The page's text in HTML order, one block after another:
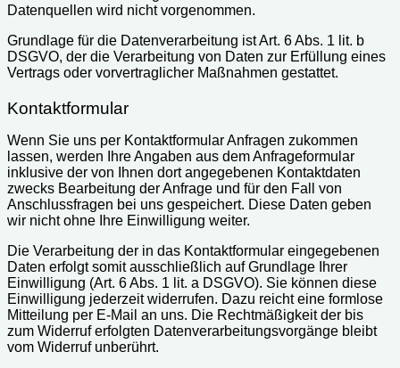
Datenquellen wird nicht vorgenommen.
Grundlage für die Datenverarbeitung ist Art. 6 Abs. 1 lit. b
DSGVO, der die Verarbeitung von Daten zur Erfüllung eines
Vertrags oder vorvertraglicher Maßnahmen gestattet.
Kontaktformular
Wenn Sie uns per Kontaktformular Anfragen zukommen
lassen, werden Ihre Angaben aus dem Anfrageformular
inklusive der von Ihnen dort angegebenen Kontaktdaten
zwecks Bearbeitung der Anfrage und für den Fall von
Anschlussfragen bei uns gespeichert. Diese Daten geben
wir nicht ohne Ihre Einwilligung weiter.
Die Verarbeitung der in das Kontaktformular eingegebenen
Daten erfolgt somit ausschließlich auf Grundlage Ihrer
Einwilligung (Art. 6 Abs. 1 lit. a DSGVO). Sie können diese
Einwilligung jederzeit widerrufen. Dazu reicht eine formlose
Mitteilung per E-Mail an uns. Die Rechtmäßigkeit der bis
zum Widerruf erfolgten Datenverarbeitungsvorgänge bleibt
vom Widerruf unberührt.